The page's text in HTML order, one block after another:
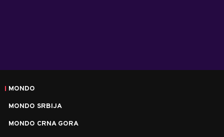
MONDO
MONDO SRBIJA
MONDO CRNA GORA